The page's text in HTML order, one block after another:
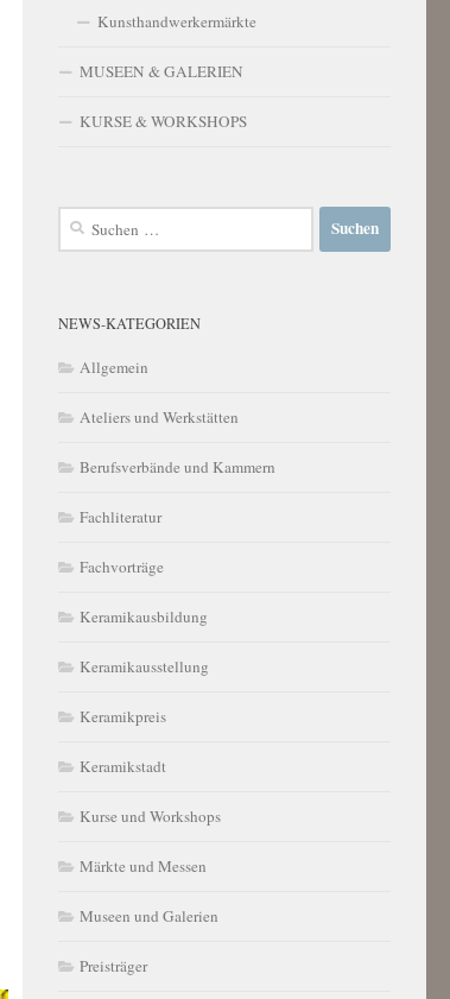
Kunsthandwerkermärkte
MUSEEN & GALERIEN
KURSE & WORKSHOPS
Suchen
NEWS-KATEGORIEN
Allgemein
Ateliers und Werkstätten
Berufsverbände und Kammern
Fachliteratur
Fachvorträge
Keramikausbildung
Keramikausstellung
Keramikpreis
Keramikstadt
Kurse und Workshops
Märkte und Messen
Museen und Galerien
Preisträger